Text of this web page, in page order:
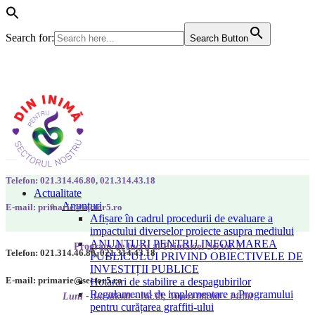
Search for: Search Button
Actualitate
Anunțuri
Afișare în cadrul procedurii de evaluare a
impactului diverselor proiecte asupra mediului
ANUNȚURI PENTRU INFORMAREA
PUBLICULUI PRIVIND OBIECTIVELE DE
INVESTIȚII PUBLICE
Hotarari de stabilire a despagubirilor
Regulamentul de implementare a Programului
pentru curățarea graffiti-ului
Telefon: 021.314.46.80, 021.314.43.18
E-mail: primarie@sector5.ro
Program de lucru al Primăriei Sector 5
Luni - Joi 08:00 - 16:30; Vineri 08:00 - 14:00
Telefon: 021.314.46.80, 021.314.43.18
E-mail: primarie@sector5.ro